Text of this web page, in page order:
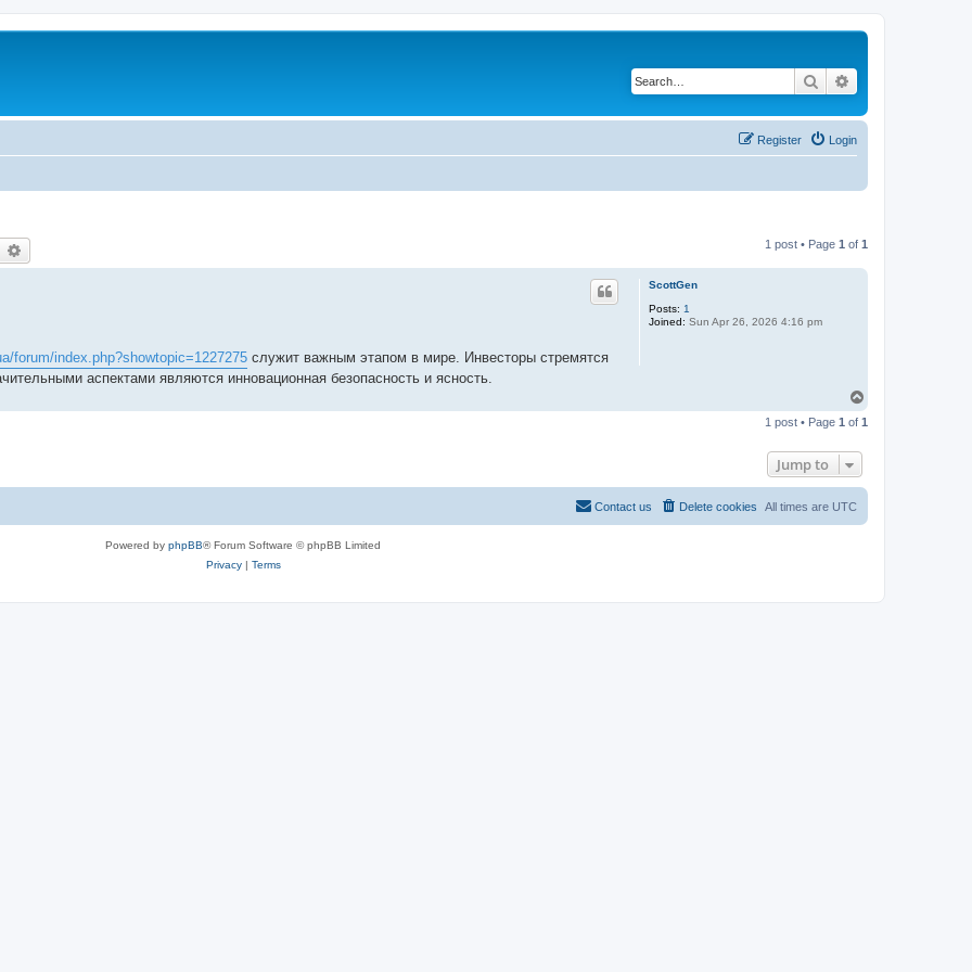
Search
Login
Register
Search 1 post • Page 1 of 1
ScottGen
Posts: 1
Joined: Sun Apr 26, 2026 4:16 pm
forum/index.php?showtopic=1227275 служит важным этапом в мире. Инвесторы стремятся
аспектами являются инновационная безопасность и ясность.
p
1 post • Page 1 of 1
Jump to
All times are UTC
Delete cookies
Contact us
Powered by phpBB® Forum Software © phpBB Limited
Privacy| Terms